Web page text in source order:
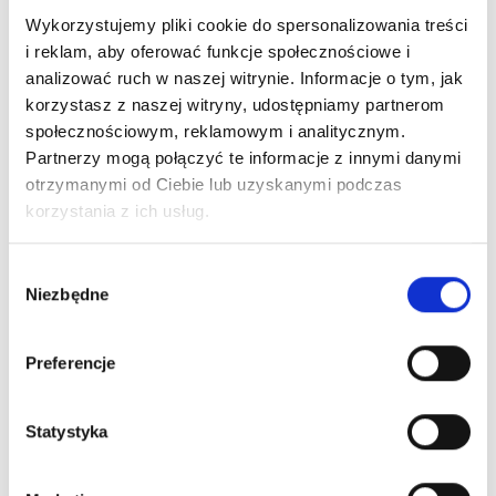
Wykorzystujemy pliki cookie do spersonalizowania treści
i reklam, aby oferować funkcje społecznościowe i
analizować ruch w naszej witrynie. Informacje o tym, jak
korzystasz z naszej witryny, udostępniamy partnerom
społecznościowym, reklamowym i analitycznym.
Partnerzy mogą połączyć te informacje z innymi danymi
otrzymanymi od Ciebie lub uzyskanymi podczas
korzystania z ich usług.
zgody
Niezbędne
Preferencje
Statystyka
Zgody na przetwarzanie danych
w celu zapoznania się z informacją dotycząca
przetwarzania przez nas Pani/Pana danych
osobowych, zapraszamy do lektury naszej
danych osobowych oraz zgody na otrzymanie
przepisami RODO.